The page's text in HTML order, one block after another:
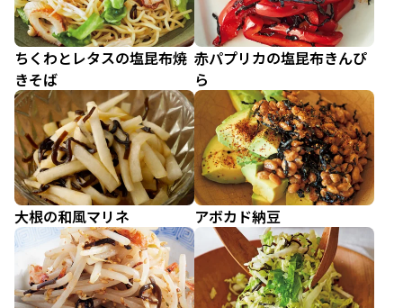
ちくわとレタスの塩昆布焼
きそば
赤パプリカの塩昆布きんぴ
ら
大根の和風マリネ アボカド納豆